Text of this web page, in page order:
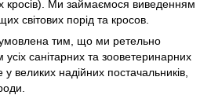
кросів). Ми займаємося виведенням
світових порід та кросов.
зумовлена ​​тим, що ми ретельно
санітарних та зооветеринарних
надійних постачальників,